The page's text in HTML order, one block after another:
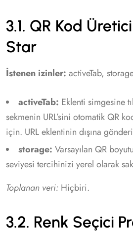
3.1. QR Kod
Star
İstenen izinler: activeTab,
activeTab: Eklenti simgesine
sekmenin URL’sini otomatik QR
için. URL eklentinin dışına
storage: Varsayılan QR
seviyesi tercihinizi yerel olarak
Toplanan veri: Hiçbiri.
3.2. Renk Seçici